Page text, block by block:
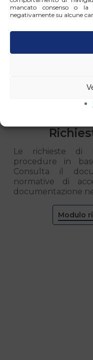
mancato consenso o la
negativamente su alcune
Le richieste di
procedure in
Consulta il
normative di
documentazione
Modulo